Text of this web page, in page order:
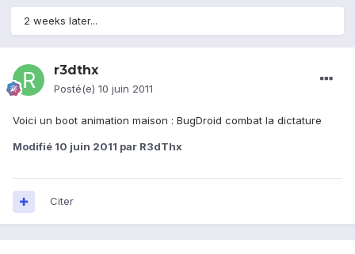
2 weeks later...
r3dthx
Posté(e) 10 juin 2011
Voici un boot animation maison : BugDroid combat la dictature
Modifié 10 juin 2011 par R3dThx
Citer